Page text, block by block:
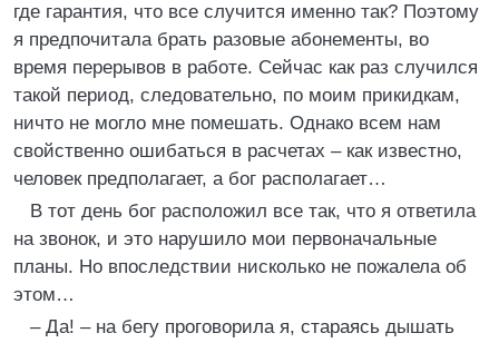
где гарантия, что все случится именно так? Поэтому
я предпочитала брать разовые абонементы, во
время перерывов в работе. Сейчас как раз случился
такой период, следовательно, по моим прикидкам,
ничто не могло мне помешать. Однако всем нам
свойственно ошибаться в расчетах – как известно,
человек предполагает, а бог располагает…
В тот день бог расположил все так, что я ответила
на звонок, и это нарушило мои первоначальные
планы. Но впоследствии нисколько не пожалела об
этом…
– Да! – на бегу проговорила я, стараясь дышать